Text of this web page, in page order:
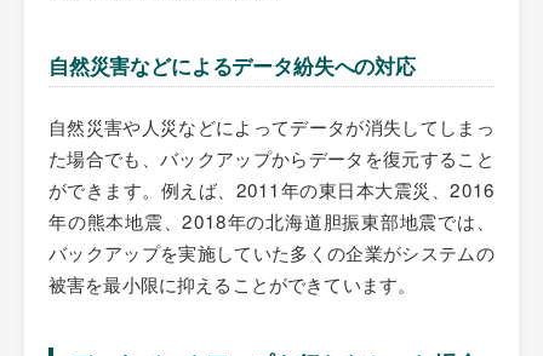
自然災害などによるデータ紛失への対応
自然災害や人災などによってデータが消失してしまっ
た場合でも、バックアップからデータを復元すること
ができます。例えば、2011年の東日本大震災、2016
年の熊本地震、2018年の北海道胆振東部地震では、
バックアップを実施していた多くの企業がシステムの
被害を最小限に抑えることができています。